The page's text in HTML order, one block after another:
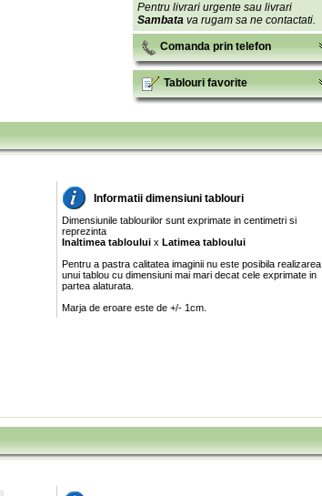
Pentru livrari urgente sau livrari
Sambata va rugam sa ne contactati.
Comanda prin telefon
Tablouri favorite
Informatii dimensiuni tablouri
Dimensiunile tablourilor sunt exprimate in centimetri si
reprezinta
Inaltimea tabloului x Latimea tabloului
Pentru a pastra calitatea imaginii nu este posibila realizarea
unui tablou cu dimensiuni mai mari decat cele exprimate in
partea alaturata.
Marja de eroare este de +/- 1cm.